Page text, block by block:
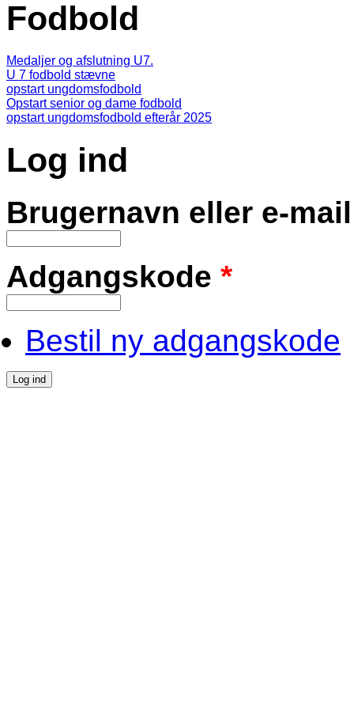
Fodbold
Medaljer og afslutning U7.
U 7 fodbold stævne
opstart ungdomsfodbold
Opstart senior og dame fodbold
opstart ungdomsfodbold efterår 2025
Log ind
Brugernavn eller e-
Adgangskode *
Bestil ny adgangskode